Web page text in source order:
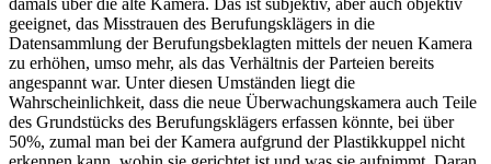
damals über die alte Kamera. Das ist subjektiv, aber auch objektiv
geeignet, das Misstrauen des Berufungsklägers in die
Datensammlung der Berufungsbeklagten mittels der neuen Kamera
zu erhöhen, umso mehr, als das Verhältnis der Parteien bereits
angespannt war. Unter diesen Umständen liegt die
Wahrscheinlichkeit, dass die neue Überwachungskamera auch Teile
des Grundstücks des Berufungsklägers erfassen könnte, bei über
50%, zumal man bei der Kamera aufgrund der Plastikkuppel nicht